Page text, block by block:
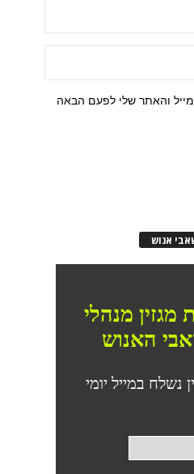
והאתר שלי לפעם הבאה
אנוש